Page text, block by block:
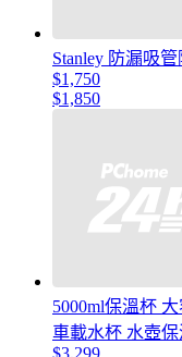
Stanley 防漏吸
$1,750
$1,850
5000ml保溫杯
車載水杯 水壺保